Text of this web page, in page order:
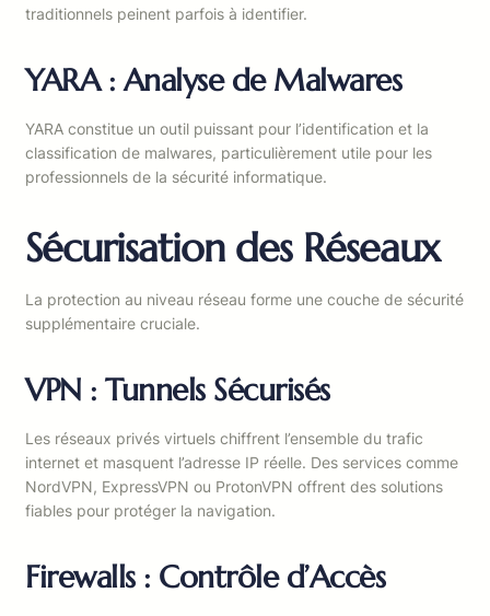
traditionnels peinent parfois à identifier.
YARA : Analyse de Malwares
YARA constitue un outil puissant pour l’identification et la
classification de malwares, particulièrement utile pour les
professionnels de la sécurité informatique.
Sécurisation des Réseaux
La protection au niveau réseau forme une couche de sécurité
supplémentaire cruciale.
VPN : Tunnels Sécurisés
Les réseaux privés virtuels chiffrent l’ensemble du trafic
internet et masquent l’adresse IP réelle. Des services comme
NordVPN, ExpressVPN ou ProtonVPN offrent des solutions
fiables pour protéger la navigation.
Firewalls : Contrôle d’Accès